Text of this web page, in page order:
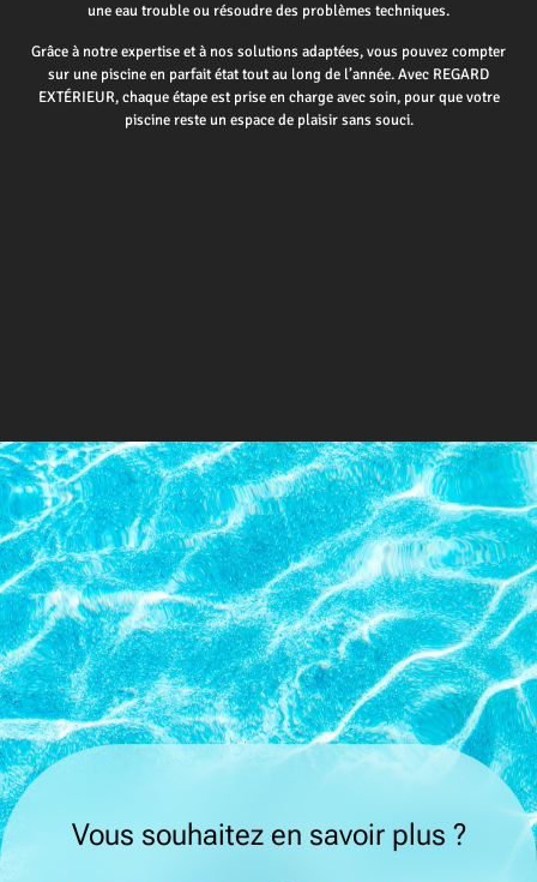
une eau trouble ou résoudre des problèmes techniques.
Grâce à notre expertise et à nos solutions adaptées, vous pouvez compter
sur une piscine en parfait état tout au long de l’année. Avec REGARD
EXTÉRIEUR, chaque étape est prise en charge avec soin, pour que votre
piscine reste un espace de plaisir sans souci.
Vous souhaitez en savoir plus ?